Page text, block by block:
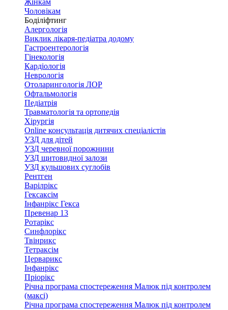
Жінкам
Чоловікам
Боділіфтинг
Алергологія
Виклик лікаря-педіатра додому
Гастроентерологія
Гінекологія
Кардіологія
Неврологія
Отоларингологія ЛОР
Офтальмологія
Педіатрія
Травматологія та ортопедія
Хірургія
Online консультація дитячих спеціалістів
УЗД для дітей
УЗД черевної порожнини
УЗД щитовидної залози
УЗД кульшових суглобів
Рентген
Варілрікс
Гексаксім
Інфанрікс Гекса
Превенар 13
Ротарікс
Синфлорікс
Твінрикс
Тетраксім
Церварикс
Інфанрікс
Пріорікс
Річна програма спостереження Малюк під контролем
(максі)
Річна програма спостереження Малюк під контролем